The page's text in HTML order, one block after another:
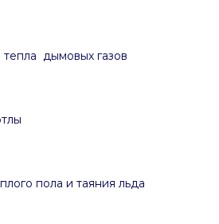
тепла дымовых газов
пола и таяния льда